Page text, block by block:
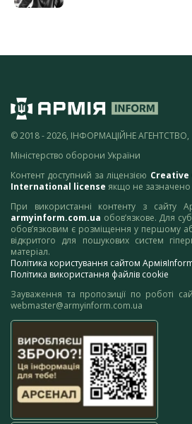
© 2018 - 2026, ІНФОРМАЦІЙНЕ АГЕНТСТВО,
Міністерство оборони України
Контент доступний за ліцензією
International license якщо не зазначено
При використанні контенту з сайту
armyinform.com.ua обов’язкове. Для
обов’язковим є розміщення у першому
відкритого для пошукових систем
матеріал.
Політика користування сайтом
Політика використання файлів cookie
Зауваження та пропозиції по роботі
webmaster@armyinform.com.ua